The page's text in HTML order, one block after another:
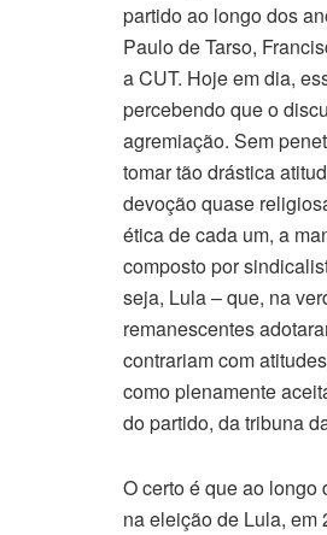
partido ao longo dos
Paulo de Tarso,
a CUT. Hoje em dia,
percebendo que o
agremiação. Sem
tomar tão drástica
devoção quase
ética de cada um, a
composto por
seja, Lula – que, na
remanescentes
contrariam com
como plenamente
do partido, da tribuna
O certo é que ao
na eleição de Lula, em